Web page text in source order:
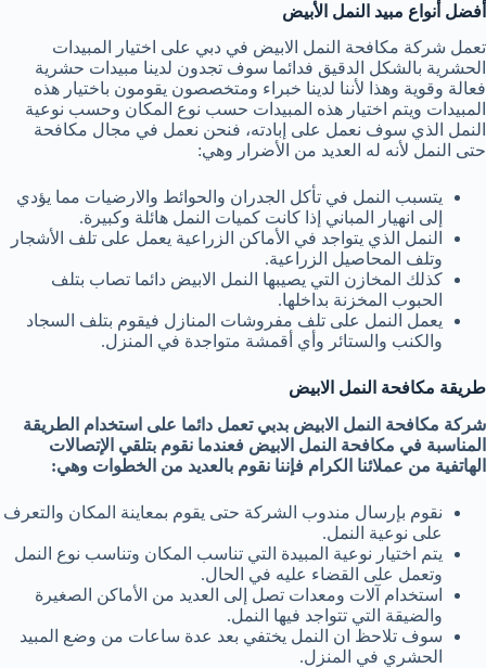
أفضل أنواع مبيد النمل الأبيض
تعمل شركة مكافحة النمل الابيض في دبي على اختيار المبيدات
الحشرية بالشكل الدقيق فدائما سوف تجدون لدينا مبيدات حشرية
فعالة وقوية وهذا لأننا لدينا خبراء ومتخصصون يقومون باختيار هذه
المبيدات ويتم اختيار هذه المبيدات حسب نوع المكان وحسب نوعية
النمل الذي سوف نعمل على إبادته، فنحن نعمل في مجال مكافحة
حتى النمل لأنه له العديد من الأضرار وهي:
يتسبب النمل في تأكل الجدران والحوائط والارضيات مما يؤدي
إلى انهيار المباني إذا كانت كميات النمل هائلة وكبيرة.
النمل الذي يتواجد في الأماكن الزراعية يعمل على تلف الأشجار
وتلف المحاصيل الزراعية.
كذلك المخازن التي يصيبها النمل الابيض دائما تصاب بتلف
الحبوب المخزنة بداخلها.
يعمل النمل على تلف مفروشات المنازل فيقوم بتلف السجاد
والكنب والستائر وأي أقمشة متواجدة في المنزل.
طريقة مكافحة النمل الابيض
شركة مكافحة النمل الابيض بدبي تعمل دائما على استخدام الطريقة
المناسبة في مكافحة النمل الابيض فعندما نقوم بتلقي الإتصالات
الهاتفية من عملائنا الكرام فإننا نقوم بالعديد من الخطوات وهي:
نقوم بإرسال مندوب الشركة حتى يقوم بمعاينة المكان والتعرف
على نوعية النمل.
يتم اختيار نوعية المبيدة التي تناسب المكان وتناسب نوع النمل
وتعمل على القضاء عليه في الحال.
استخدام آلات ومعدات تصل إلى العديد من الأماكن الصغيرة
والضيقة التي تتواجد فيها النمل.
سوف تلاحظ ان النمل يختفي بعد عدة ساعات من وضع المبيد
الحشري في المنزل.